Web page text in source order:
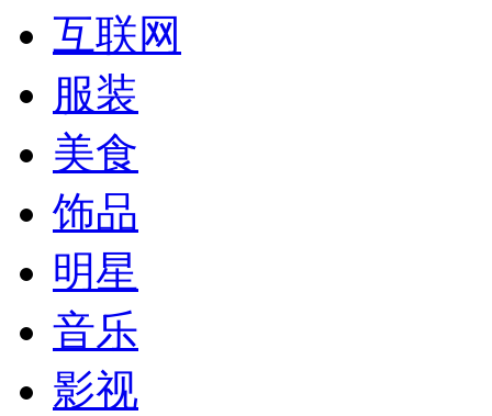
互联网
服装
美食
饰品
明星
音乐
影视